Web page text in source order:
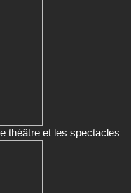
théâtre et les spectacles